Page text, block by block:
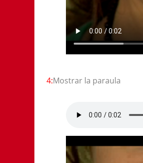
4:Mostrar la paraula